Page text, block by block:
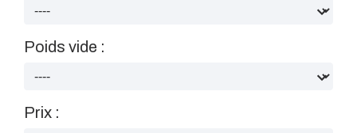
Poids vide :
Prix :